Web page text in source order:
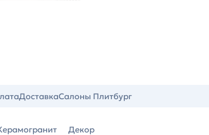
ДоставкаСалоны Плитбург
Декор